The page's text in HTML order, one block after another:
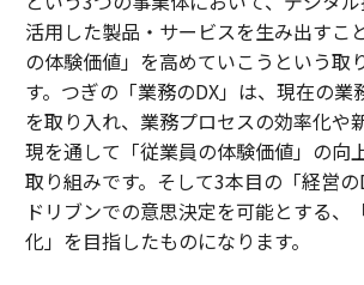
活用した製品・サービスを生み出すこ
の体験価値」を高めていこうという取
す。つぎの「業務のDX」は、現在の業
を取り入れ、業務プロセスの効率化や
現を通して「従業員の体験価値」の向
取り組みです。そして3本目の「経営
ドリブンでの意思決定を可能とする、
化」を目指したものになります。